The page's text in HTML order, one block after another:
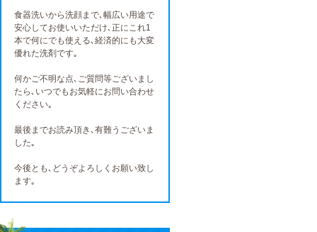
食器洗いから洗顔まで､幅広い用途で
安心してお使いいただけ､正にこれ1
本で何にでも使える､経済的にも大変
優れた洗剤です｡
何かご不明な点､ご質問等ございまし
たら､いつでもお気軽にお問い合わせ
ください｡
最後までお読み頂き､有難うございま
した｡
今後とも､どうぞよろしくお願い致し
ます｡